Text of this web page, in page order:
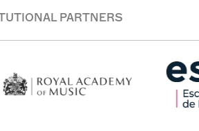
PARTNERS